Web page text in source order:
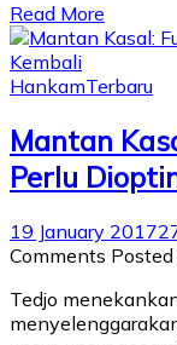
Read More
HankamTerbaru
Mantan
Perlu
19 January 2017
Comments
Tedjo